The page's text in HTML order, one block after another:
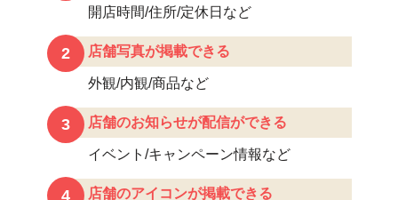
開店時間/住所/定休日など
2 店舗写真が掲載できる
外観/内観/商品など
3 店舗のお知らせが配信ができる
イベント/キャンペーン情報など
4 店舗のアイコンが掲載できる